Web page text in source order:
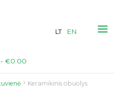
€0.00
LT EN
Keramikinis obuolys